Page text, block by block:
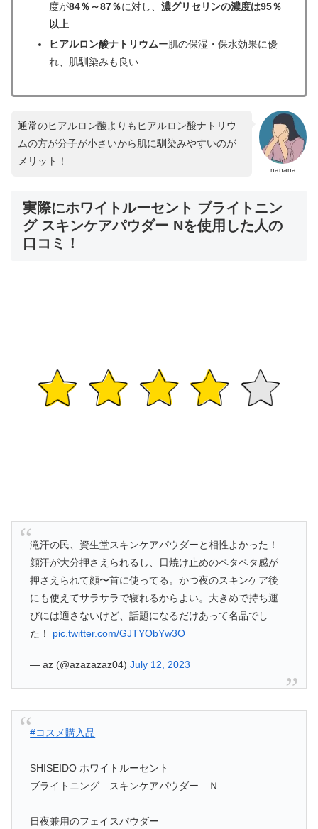
度が84％～87％に対し、 濃グリセリンの濃度は95％
以上
ヒアルロン酸ナトリウムー肌の保湿・保水効果に優
れ、肌馴染みも良い
nanana
通常のヒアルロン酸よりもヒアルロン酸ナトリウ
ムの方が分子が小さいから肌に馴染みやすいのが
メリット！
実際にホワイトルーセント ブライトニン
グ スキンケアパウダー Nを使用した人の
口コミ！
滝汗の民、資生堂スキンケアパウダーと相性よかった！
顔汗が大分押さえられるし、日焼け止めのペタペタ感が
押さえられて顔〜首に使ってる。かつ夜のスキンケア後
にも使えてサラサラで寝れるからよい。大きめで持ち運
びには適さないけど、話題になるだけあって名品でし
た！ pic.twitter.com/GJTYObYw3O
— az (@azazazaz04)July 12, 2023
#コスメ購入品
SHISEIDO ホワイトルーセント
ブライトニング スキンケアパウダー Ｎ
日夜兼用のフェイスパウダー